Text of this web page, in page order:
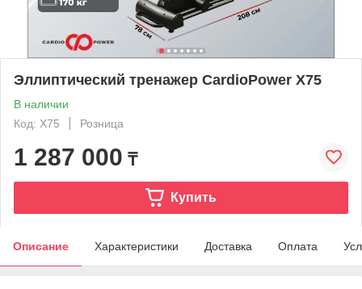
Эллиптический тренажер CardioPower X75
В наличии
Код: X75
Розница
1 287 000 ₸
Купить
Описание Характеристики Доставка Оплата